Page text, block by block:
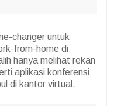
changer untuk
from-home di
hanya melihat rekan
aplikasi konferensi
di kantor virtual.